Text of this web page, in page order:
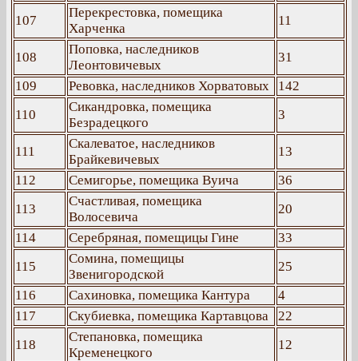
107
Перекрестовка, помещика
Харченка
11
108
Поповка, наследников
Леонтовичевых
31
109
Ревовка, наследников Хорватовых
142
110
Сикандровка, помещика
Безрадецкого
3
111
Скалеватое, наследников
Брайкевичевых
13
112
Семигорье, помещика Вуича
36
113
Счастливая, помещика
Волосевича
20
114
Серебряная, помещицы Гине
33
115
Сомина, помещицы
Звенигородской
25
116
Сахиновка, помещика Кантура
4
117
Скубиевка, помещика Картавцова
22
118
Степановка, помещика
Кременецкого
12